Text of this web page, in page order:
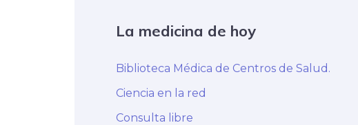
La medicina de hoy
Biblioteca Médica de Centros de Salud.
Ciencia en la red
Consulta libre